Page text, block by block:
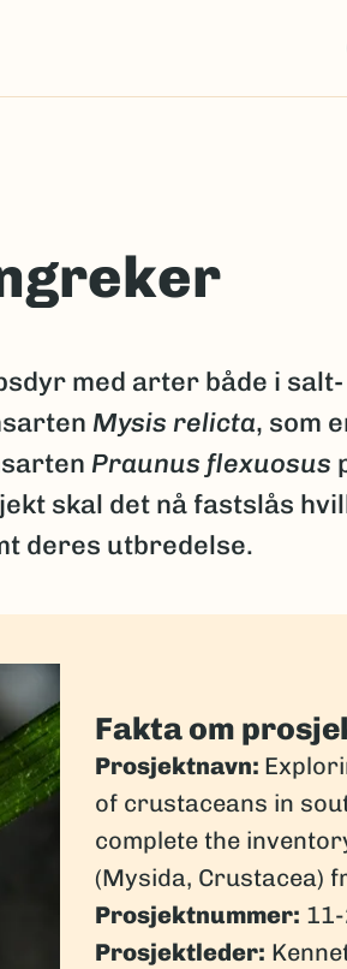
med arter både i salt-
Mysis relicta, som
Praunus flexuosus
skal det nå fastslås
deres utbredelse.
Fakta om
Prosjektnavn:
of crustaceans in
complete the
(Mysida, Crustacea)
Prosjektnummer:
Prosjektleder: